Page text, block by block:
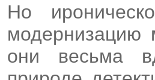
Но
модернизацию
они весьма